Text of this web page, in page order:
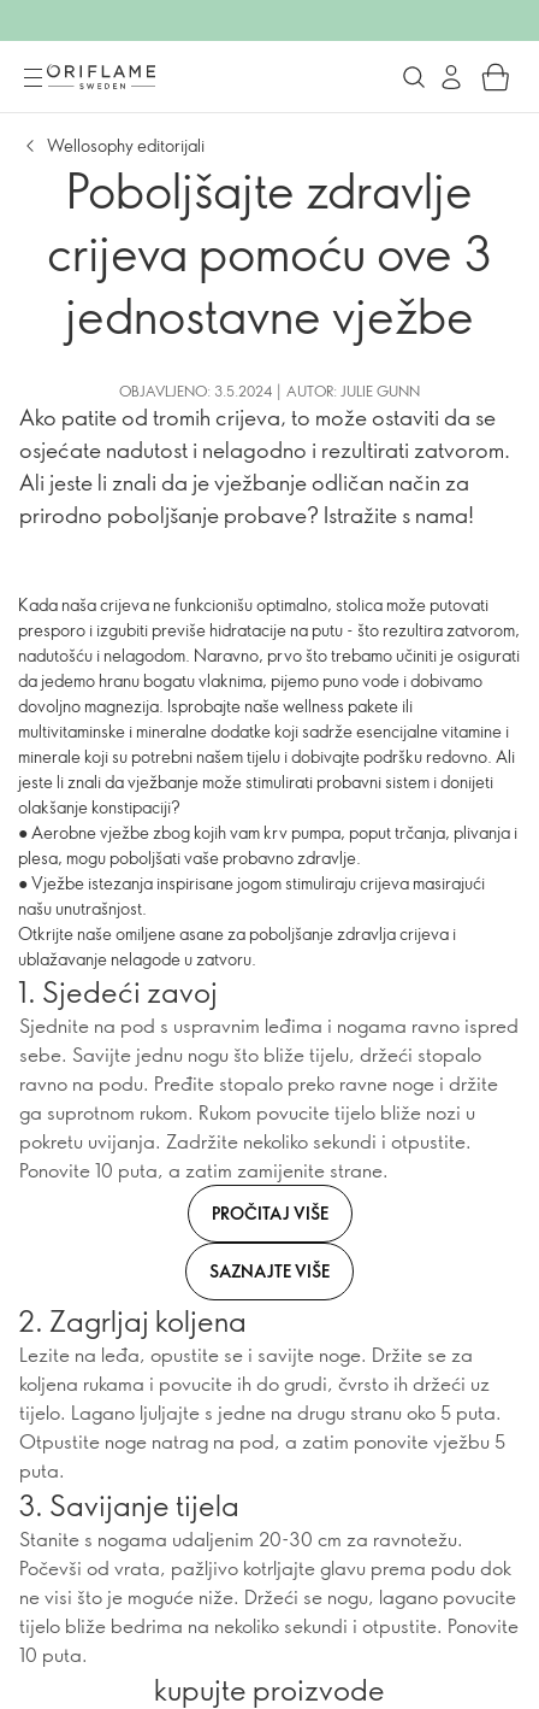
Wellosophy editorijali
Poboljšajte zdravlje
crijeva pomoću ove 3
jednostavne vježbe
OBJAVLJENO: 3.5.2024 | AUTOR: JULIE GUNN
Ako patite od tromih crijeva, to može ostaviti da se
osjećate nadutost i nelagodno i rezultirati zatvorom.
Ali jeste li znali da je vježbanje odličan način za
prirodno poboljšanje probave? Istražite s nama!
Kada naša crijeva ne funkcionišu optimalno, stolica može putovati
presporo i izgubiti previše hidratacije na putu - što rezultira zatvorom,
nadutošću i nelagodom. Naravno, prvo što trebamo učiniti je osigurati
da jedemo hranu bogatu vlaknima, pijemo puno vode i dobivamo
dovoljno magnezija. Isprobajte naše wellness pakete ili
multivitaminske i mineralne dodatke koji sadrže esencijalne vitamine i
minerale koji su potrebni našem tijelu i dobivajte podršku redovno. Ali
jeste li znali da vježbanje može stimulirati probavni sistem i donijeti
olakšanje konstipaciji?
● Aerobne vježbe zbog kojih vam krv pumpa, poput trčanja, plivanja i
plesa, mogu poboljšati vaše probavno zdravlje.
● Vježbe istezanja inspirisane jogom stimuliraju crijeva masirajući
našu unutrašnjost.
Otkrijte naše omiljene asane za poboljšanje zdravlja crijeva i
ublažavanje nelagode u zatvoru.
1. Sjedeći zavoj
Sjednite na pod s uspravnim leđima i nogama ravno ispred
sebe. Savijte jednu nogu što bliže tijelu, držeći stopalo
ravno na podu. Pređite stopalo preko ravne noge i držite
ga suprotnom rukom. Rukom povucite tijelo bliže nozi u
pokretu uvijanja. Zadržite nekoliko sekundi i otpustite.
Ponovite 10 puta, a zatim zamijenite strane.
PROČITAJ VIŠE
SAZNAJTE VIŠE
2. Zagrljaj koljena
Lezite na leđa, opustite se i savijte noge. Držite se za
koljena rukama i povucite ih do grudi, čvrsto ih držeći uz
tijelo. Lagano ljuljajte s jedne na drugu stranu oko 5 puta.
Otpustite noge natrag na pod, a zatim ponovite vježbu 5
puta.
3. Savijanje tijela
Stanite s nogama udaljenim 20-30 cm za ravnotežu.
Počevši od vrata, pažljivo kotrljajte glavu prema podu dok
ne visi što je moguće niže. Držeći se nogu, lagano povucite
tijelo bliže bedrima na nekoliko sekundi i otpustite. Ponovite
10 puta.
kupujte proizvode